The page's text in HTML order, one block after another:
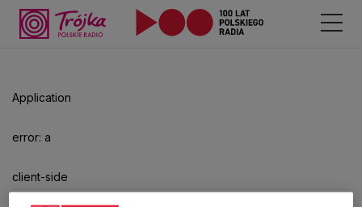
Application
error: a
client-side